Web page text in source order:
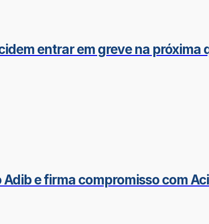
entrar em greve na
e firma compromisso com